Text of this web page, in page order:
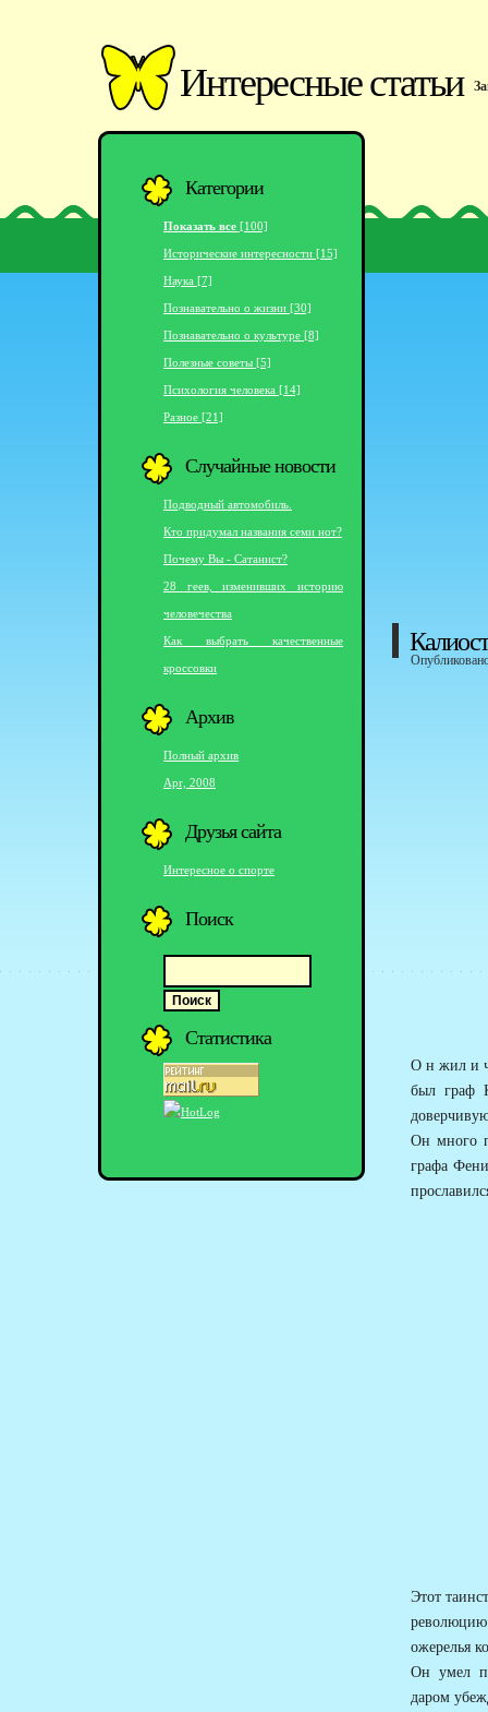
Интересные статьи
О н жил и
был граф
Он много
графа
Этот
революцию
ожерелья
Он умел
даром
Категории
Показать все [100]
Исторические интересности [15]
Наука [7]
Познавательно о жизни [30]
Познавательно о культуре [8]
Полезные советы [5]
Психология человека [14]
Разное [21]
Случайные новости
Подводный автомобиль.
Кто придумал названия семи нот?
Почему Вы - Сатанист?
28 геев, изменивших историю
человечества
Как выбрать качественные
кроссовки
Архив
Полный архив
Apr, 2008
Друзья сайта
Интересное о спорте
Поиск
Статистика